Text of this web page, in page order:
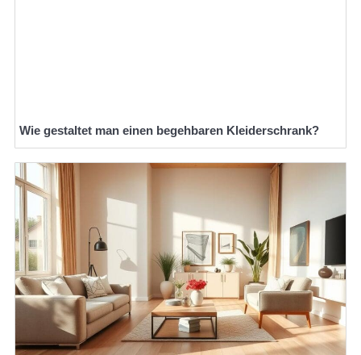
Wie gestaltet man einen begehbaren Kleiderschrank?